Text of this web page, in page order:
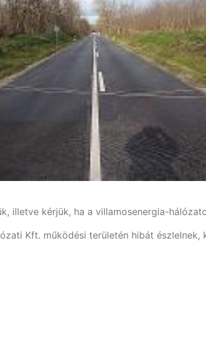
illetve kérjük, ha a villamosenergia-
Kft. működési területén hibát